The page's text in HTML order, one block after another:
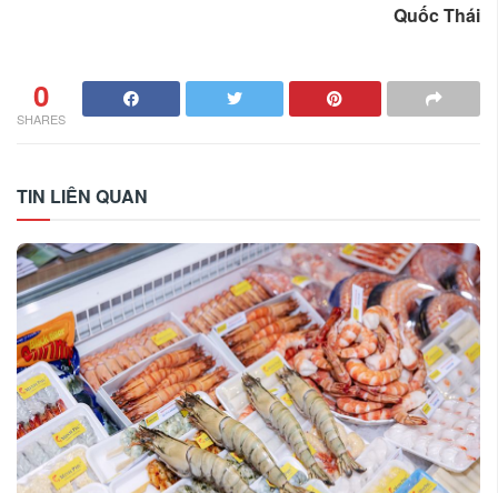
Quốc Thái
0
SHARES
TIN LIÊN QUAN